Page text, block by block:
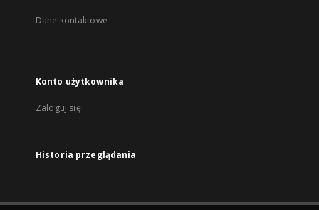
Dane kontaktowe
Konto użytkownika
Zaloguj się
Historia przeglądania